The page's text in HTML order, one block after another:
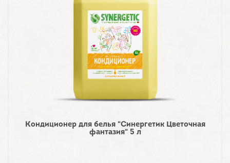
Кондиционер для белья "Синергетик Цветочная
фантазия" 5 л